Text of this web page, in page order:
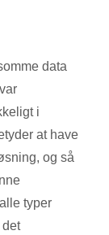
data
i
at have
og så
typer
det